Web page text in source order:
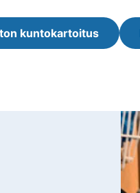
kuntokartoitus